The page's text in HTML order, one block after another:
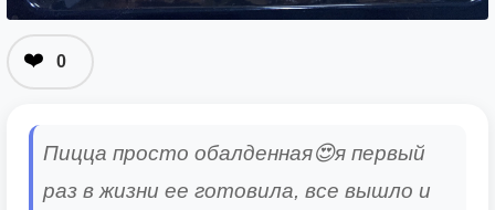
❤️ 0
Пицца просто обалденная😍я первый
раз в жизни ее готовила, все вышло и